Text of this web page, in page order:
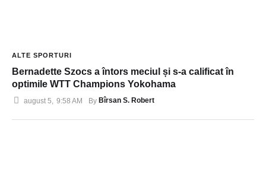
ALTE SPORTURI
Bernadette Szocs a întors meciul și s-a calificat în
optimile WTT Champions Yokohama
august 5 9:58 AM By Bîrsan S. Robert